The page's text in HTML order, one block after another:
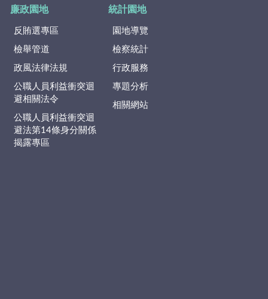
廉政園地
反賄選專區
檢舉管道
政風法律法規
公職人員利益衝突迴
避相關法令
公職人員利益衝突迴
避法第14條身分關係
揭露專區
統計園地
園地導覽
檢察統計
行政服務
專題分析
相關網站